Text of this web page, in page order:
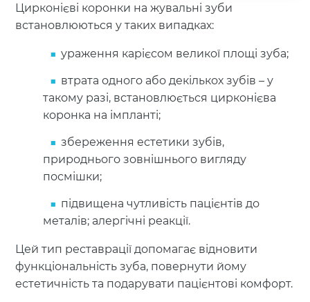
Цирконієві коронки на жувальні зуби
встановлюються у таких випадках:
ураження карієсом великої площі зуба;
втрата одного або декількох зубів – у
такому разі, встановлюється цирконієва
коронка на імпланті;
збереження естетики зубів,
природнього зовнішнього вигляду
посмішки;
підвищена чутливість пацієнтів до
металів; алергічні реакції.
Цей тип реставрації допомагає відновити
функціональність зуба, повернути йому
естетичність та подарувати пацієнтові комфорт.